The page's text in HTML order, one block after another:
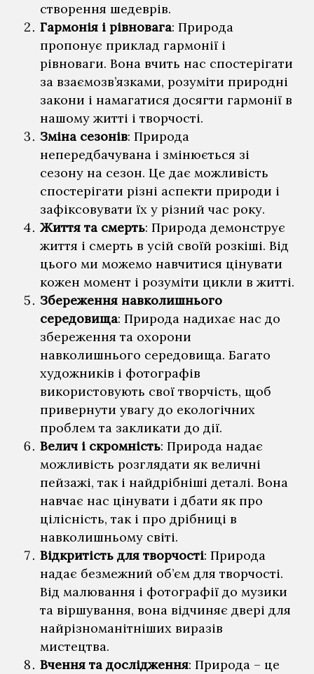
створення шедеврів.
Гармонія і рівновага: Природа
пропонує приклад гармонії і
рівноваги. Вона вчить нас спостерігати
за взаємозв’язками, розуміти природні
закони і намагатися досягти гармонії в
нашому житті і творчості.
Зміна сезонів: Природа
непередбачувана і змінюється зі
сезону на сезон. Це дає можливість
спостерігати різні аспекти природи і
зафіксовувати їх у різний час року.
Життя та смерть: Природа демонструє
життя і смерть в усій своїй розкіші. Від
цього ми можемо навчитися цінувати
кожен момент і розуміти цикли в житті.
Збереження навколишнього
середовища: Природа надихає нас до
збереження та охорони
навколишнього середовища. Багато
художників і фотографів
використовують свої творчість, щоб
привернути увагу до екологічних
проблем та закликати до дії.
Велич і скромність: Природа надає
можливість розглядати як величні
пейзажі, так і найдрібніші деталі. Вона
навчає нас цінувати і дбати як про
цілісність, так і про дрібниці в
навколишньому світі.
Відкритість для творчості: Природа
надає безмежний об’єм для творчості.
Від малювання і фотографії до музики
та віршування, вона відчиняє двері для
найрізноманітніших виразів
мистецтва.
Вчення та дослідження: Природа – це